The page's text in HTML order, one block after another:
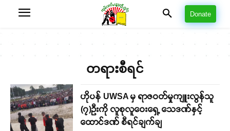
Donate
တရားစီရင်
ဟိုပန် UWSA မှ ရာဇဝတ်မှုကျူးလွန်သူ
(၇)ဦးကို လူစုလူဝေးရှေ့ သေဒဏ်နှင့်
ထောင်ဒဏ် စီရင်ချက်ချ